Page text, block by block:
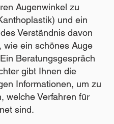
Augenwinkel zu
und ein
Verständnis davon
wie ein schönes Auge
Beratungsgespräch
gibt Ihnen die
Informationen, um zu
welche Verfahren für
sind.